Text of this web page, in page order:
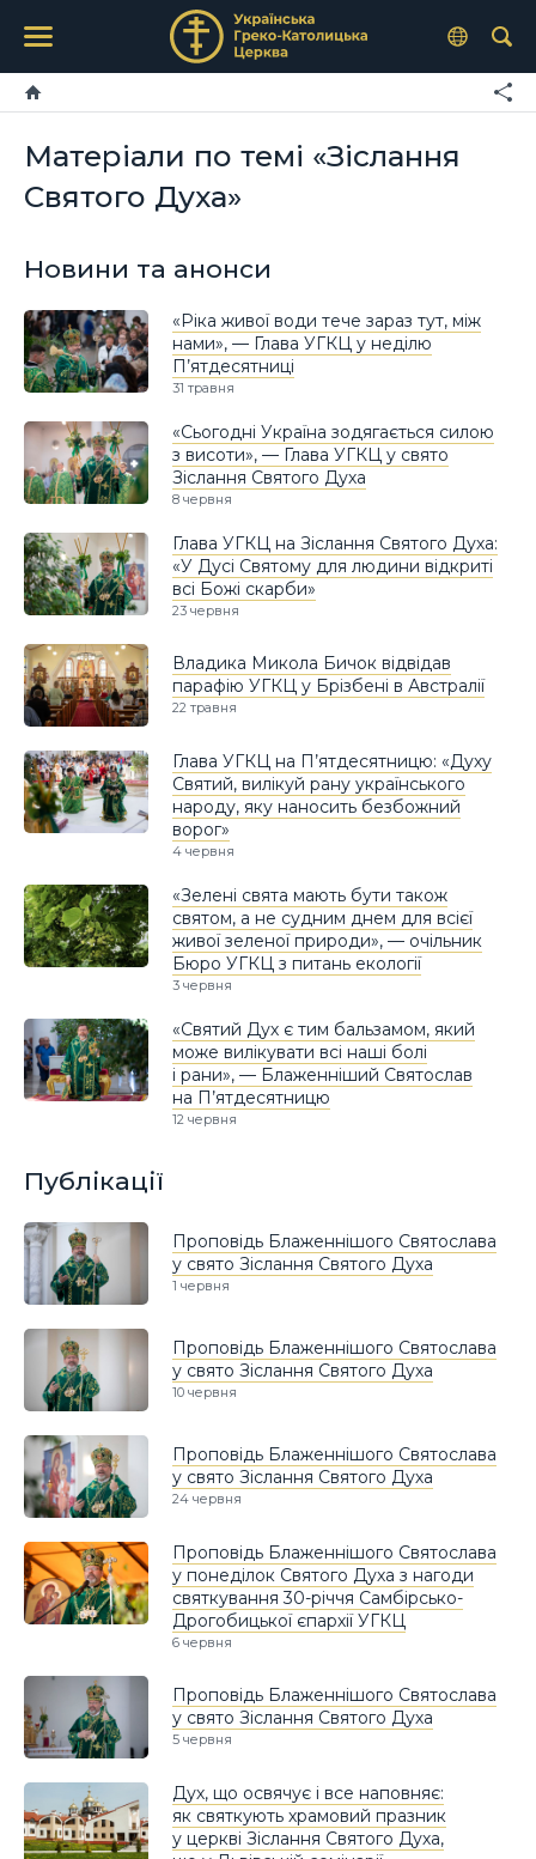
Матеріали по темі «Зіслання
Святого Духа»
Новини та анонси
«Ріка живої води тече зараз тут, між
нами», — Глава УГКЦ у неділю
П’ятдесятниці
31 травня
«Сьогодні Україна зодягається силою
з висоти», — Глава УГКЦ у свято
Зіслання Святого Духа
8 червня
Глава УГКЦ на Зіслання Святого Духа:
«У Дусі Святому для людини відкриті
всі Божі скарби»
23 червня
Владика Микола Бичок відвідав
парафію УГКЦ у Брізбені в Австралії
22 травня
Глава УГКЦ на П’ятдесятницю: «Духу
Святий, вилікуй рану українського
народу, яку наносить безбожний
ворог»
4 червня
«Зелені свята мають бути також
святом, а не судним днем для всієї
живої зеленої природи», — очільник
Бюро УГКЦ з питань екології
3 червня
«Святий Дух є тим бальзамом, який
може вилікувати всі наші болі
і рани», — Блаженніший Святослав
на П’ятдесятницю
12 червня
Публікації
Проповідь Блаженнішого Святослава
у свято Зіслання Святого Духа
1 червня
Проповідь Блаженнішого Святослава
у свято Зіслання Святого Духа
10 червня
Проповідь Блаженнішого Святослава
у свято Зіслання Святого Духа
24 червня
Проповідь Блаженнішого Святослава
у понеділок Святого Духа з нагоди
святкування 30-річчя Самбірсько-
Дрогобицької єпархії УГКЦ
6 червня
Проповідь Блаженнішого Святослава
у свято Зіслання Святого Духа
5 червня
Дух, що освячує і все наповняє:
як святкують храмовий празник
у церкві Зіслання Святого Духа,